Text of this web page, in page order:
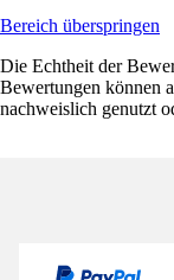
Bereich überspringen
Die Echtheit der
Bewertungen können
nachweislich genutzt